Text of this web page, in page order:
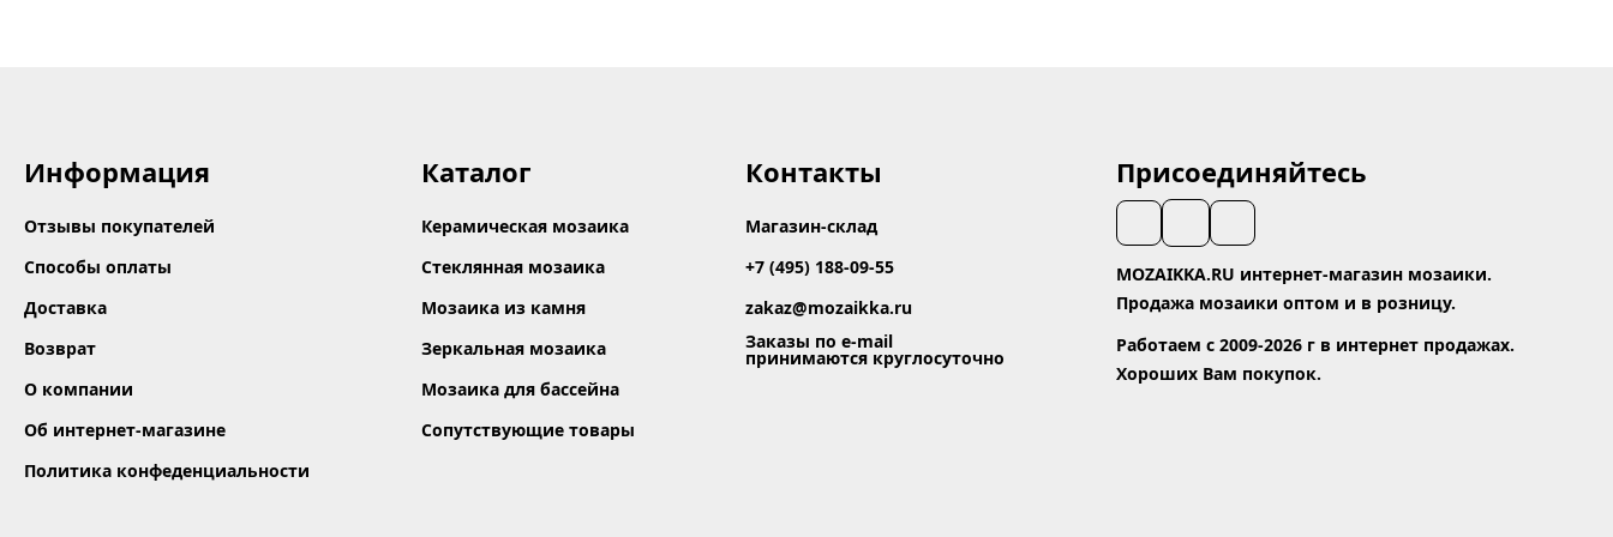
Информация
Отзывы покупателей
Способы оплаты
Доставка
Возврат
О компании
Об интернет-магазине
Политика конфеденциальности
Каталог
Керамическая мозаика
Стеклянная мозаика
Мозаика из камня
Зеркальная мозаика
Мозаика для бассейна
Сопутствующие товары
Контакты
Магазин-склад
+7 (495) 188-09-55
zakaz@mozaikka.ru
Заказы по e-mail
принимаются круглосуточно
Присоединяйтесь
MOZAIKKA.RU интернет-магазин мозаики.
Продажа мозаики оптом и в розницу.
Работаем с 2009-2026 г в интернет продажах.
Хороших Вам покупок.